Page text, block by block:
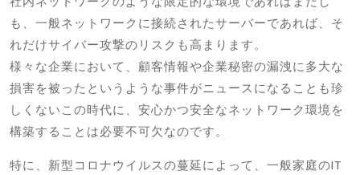
も、一般ネットワークに接続されたサーバーであれば、そ
れだけサイバー攻撃のリスクも高まります。
様々な企業において、顧客情報や企業秘密の漏洩に多大な
損害を被ったというような事件がニュースになることも珍
しくないこの時代に、安心かつ安全なネットワーク環境を
構築することは必要不可欠なのです。
特に、新型コロナウイルスの蔓延によって、一般家庭のIT